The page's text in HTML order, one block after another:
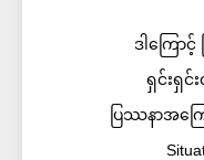
ဒါကြော
ရှင်းရှင်
ပြဿနာအက